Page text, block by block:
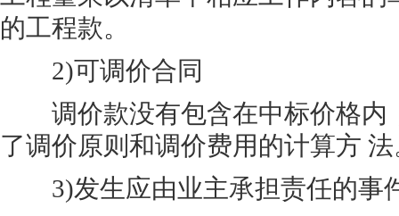
的工程款。
2)可调价合同
调价款没有包含在中标价格内
了调价原则和调价费用的计算方
3)发生应由业主承担责任的事